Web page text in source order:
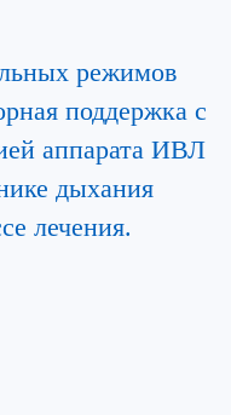
режимов
поддержка с
аппарата ИВЛ
дыхания
лечения.